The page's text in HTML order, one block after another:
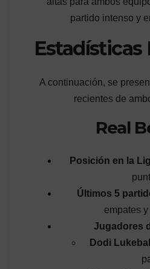
partido intenso y
Estadísticas
A continuación, se
recientes de
Real
Posición en la
Últimos 5
empates
Jugadores
Dodi